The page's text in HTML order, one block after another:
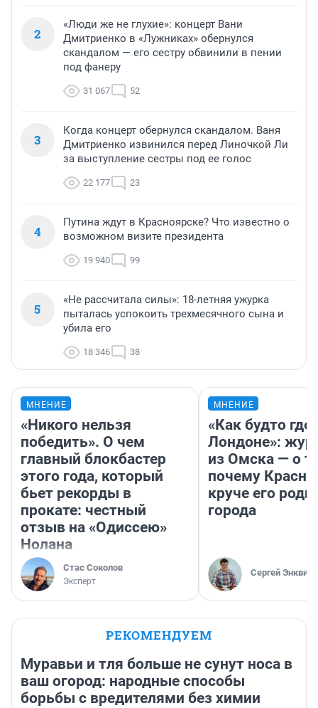
2
«Люди же не глухие»: концерт Вани
Дмитриенко в «Лужниках» обернулся
скандалом — его сестру обвинили в пении
под фанеру
31 067 52
3
Когда концерт обернулся скандалом. Ваня
Дмитриенко извинился перед Линочкой Ли
за выступление сестры под ее голос
22 177 23
4
Путина ждут в Красноярске? Что известно о
возможном визите президента
19 940 99
5
«Не рассчитала силы»: 18-летняя ужурка
пыталась успокоить трехмесячного сына и
убила его
18 346 38
МНЕНИЕ
«Никого нельзя
победить». О чем
главный блокбастер
этого года, который
бьет рекорды в
прокате: честный
отзыв на «Одиссею»
Нолана
Стас Соколов
Эксперт
МНЕНИЕ
«Как будто
Лондоне»:
из Омска — о
почему
круче его
города
Сергей Энквист
РЕКОМЕНДУЕМ
Муравьи и тля больше не сунут носа в
ваш огород: народные способы
борьбы с вредителями без химии